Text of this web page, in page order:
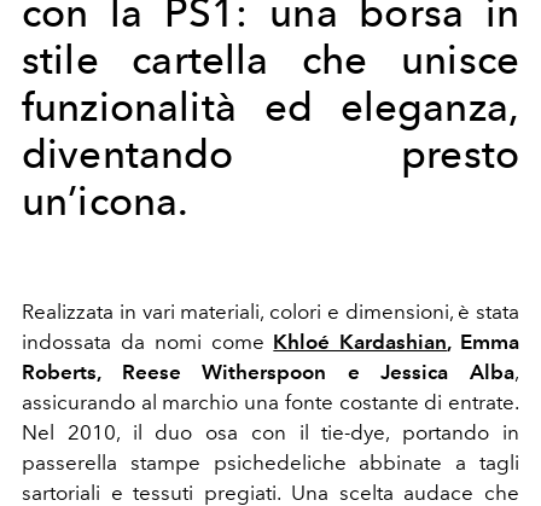
con la PS1: una borsa in
stile cartella che unisce
funzionalità ed eleganza,
diventando presto
un’icona.
Realizzata in vari materiali, colori e dimensioni, è stata
indossata da nomi come Khloé Kardashian, Emma
Roberts, Reese Witherspoon e Jessica Alba,
assicurando al marchio una fonte costante di entrate.
Nel 2010, il duo osa con il tie-dye, portando in
passerella stampe psichedeliche abbinate a tagli
sartoriali e tessuti pregiati. Una scelta audace che